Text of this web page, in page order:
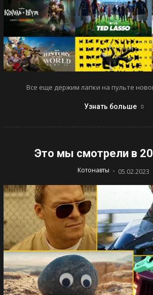
Все еще держим лапки на пульте
Узнать больше
Это мы смотрели в
Котонавты - 05.02.2023